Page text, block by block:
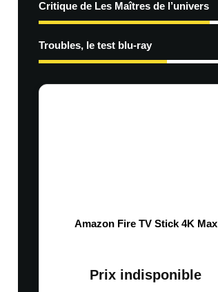
Critique de Les Maîtres de l’univers
Troubles, le test blu-ray
Amazon Fire TV Stick 4K Max
Prix indisponible